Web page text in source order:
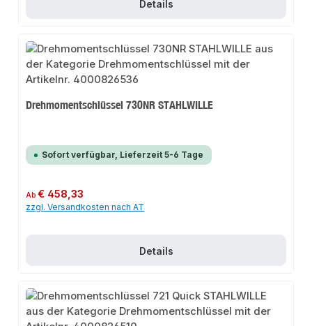
Details
Drehmomentschlüssel 730NR STAHLWILLE
Sofort verfügbar, Lieferzeit 5-6 Tage
Regulärer Preis:
Ab€ 458,33
zzgl. Versandkosten nach AT
Details